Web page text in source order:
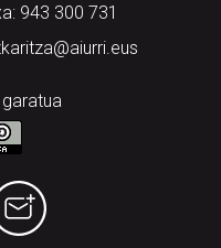
943 300 731